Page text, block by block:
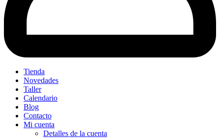
Tienda
Novedades
Taller
Calendario
Blog
Contacto
Mi cuenta
Detalles de la cuenta